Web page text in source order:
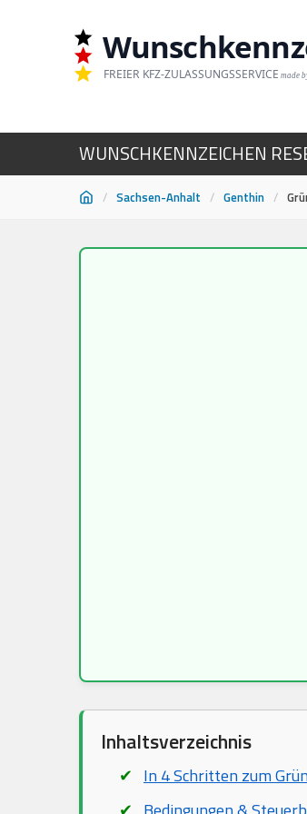
FREIER KFZ-ZULASSUNGSSERVICE made
WUNSCHKENNZEICHEN
/ Sachsen-Anhalt / Genthin /
Inhaltsverzeichnis
In 4 Schritten zum